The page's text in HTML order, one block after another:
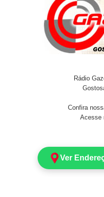
Rádio
Confira
Acesse
Ver